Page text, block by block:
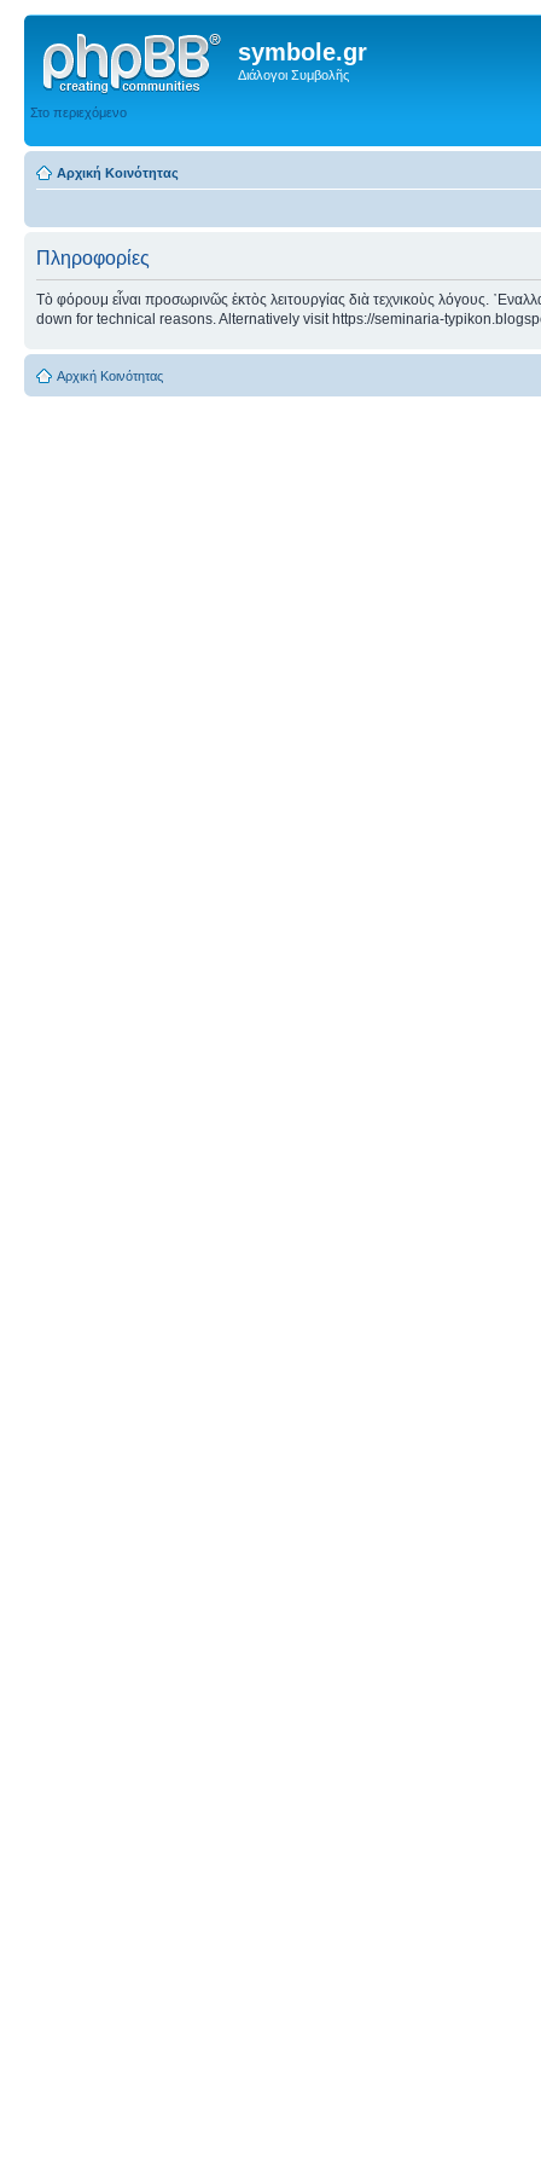
symbole.gr
Διάλογοι Συμβολῆς
Στο περιεχόμενο
Αρχική Κοινότητας
Πληροφορίες
Τὸ φόρουμ εἶναι προσωρινῶς ἐκτὸς λειτουργίας διὰ τεχνικοὺς λόγους.
down for technical reasons. Alternatively visit https://seminaria-
Αρχική Κοινότητας